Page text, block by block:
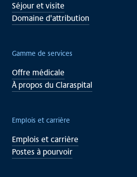
Séjour et visite
Domaine d'attribution
Gamme de services
Offre médicale
À propos du Claraspital
Emplois et carrière
Emplois et carrière
Postes à pourvoir